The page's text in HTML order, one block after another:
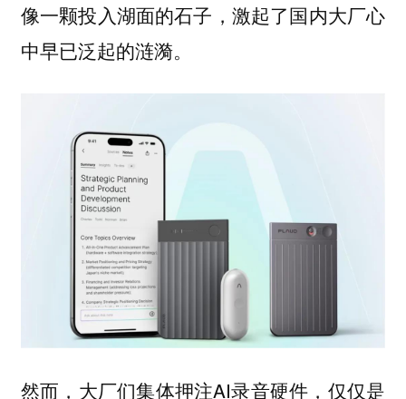
像一颗投入湖面的石子，激起了国内大厂心
中早已泛起的涟漪。
然而，大厂们集体押注AI录音硬件，仅仅是